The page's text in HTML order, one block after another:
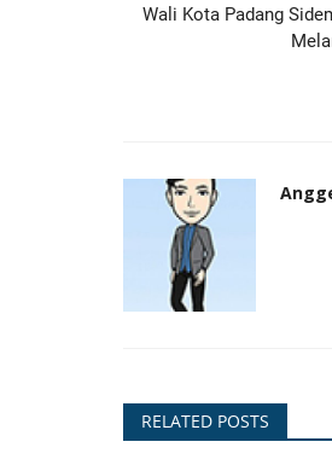
Wali Kota Padang
RELATED POSTS
BerkolaborasiPemko
Sinergi
Surji